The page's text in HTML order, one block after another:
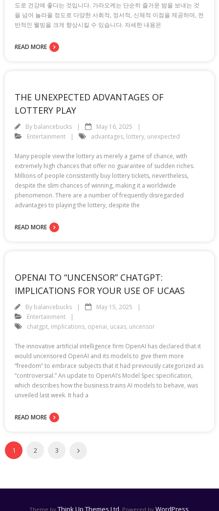
도로 건강에 좋다는 것입니다. 가라오케는 단순히 즐거운 밤을 보내는 것
을 넘어 놀라울 정도로 다양한 사회적, 정서적, 신체적 이점을 제공하며, 전
반적인 웰빙을 크게 향상시킬 수 있습니다. 자세한 내용은
READ MORE
THE UNEXPECTED ADVANTAGES OF
LOTTERY PLAY
By balancebucks
May 16, 2025
Entertainment
advantages, lottery, unexpected
Many people view the lottery as merely a game of chance, with
extremely high chances that offer no guarantee of sudden riches.
Millions of people consistently buy lottery tickets, nevertheless,
despite the slim chances of winning, making it a worldwide
phenomenon. There are a number of frequently disregarded
advantages to playing the lottery, despite the
READ MORE
OPENAI TO “UNCENSOR” CHATGPT:
IMPLICATIONS FOR YOUR USE OF UCAAS
By balancebucks
May 15, 2025
Entertainment
chatgpt, implications, openai, ucaas, uncensor
The innovative artificial intelligence firm OpenAI has declared that it
would uncensored OpenAI and its models to give them more
“freedom” to embrace subjects that it had previously categorized as
“controversial.” An update to OpenAI’s Model Spec specification,
which describes how the business trains AI models to behave, was
unveiled last week. It had a
READ MORE
1 2 3
Theme by Think Up Themes Ltd . Powered by WordPress